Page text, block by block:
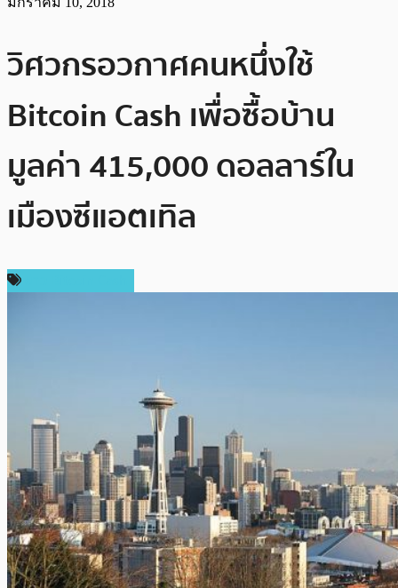
วิศวกรอวกาศคนหนึ่งใช้
Bitcoin Cash เพื่อซื้อบ้าน
มูลค่า 415,000 ดอลลาร์ใน
เมืองซีแอตเทิล